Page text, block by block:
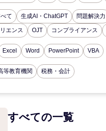
て 生成AI・ChatGPT 問題解決力
エンス OJT コンプライアンス
Excel Word PowerPoint VBA
等教育機関 税務・会計
すべての一覧